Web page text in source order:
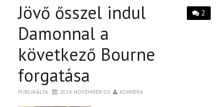
2
Jövő ősszel indul
Damonnal a
következő Bourne
forgatása
PUBLIKÁLTA 2014. NOVEMBER 09. KOIMBRA